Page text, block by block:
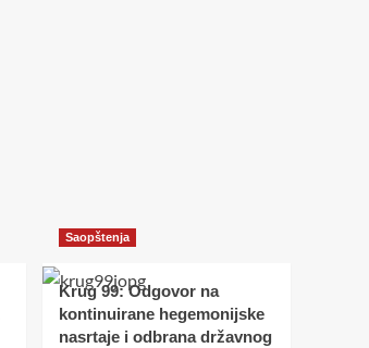
Saopštenja
Krug 99: Odgovor na
kontinuirane hegemonijske
nasrtaje i odbrana državnog